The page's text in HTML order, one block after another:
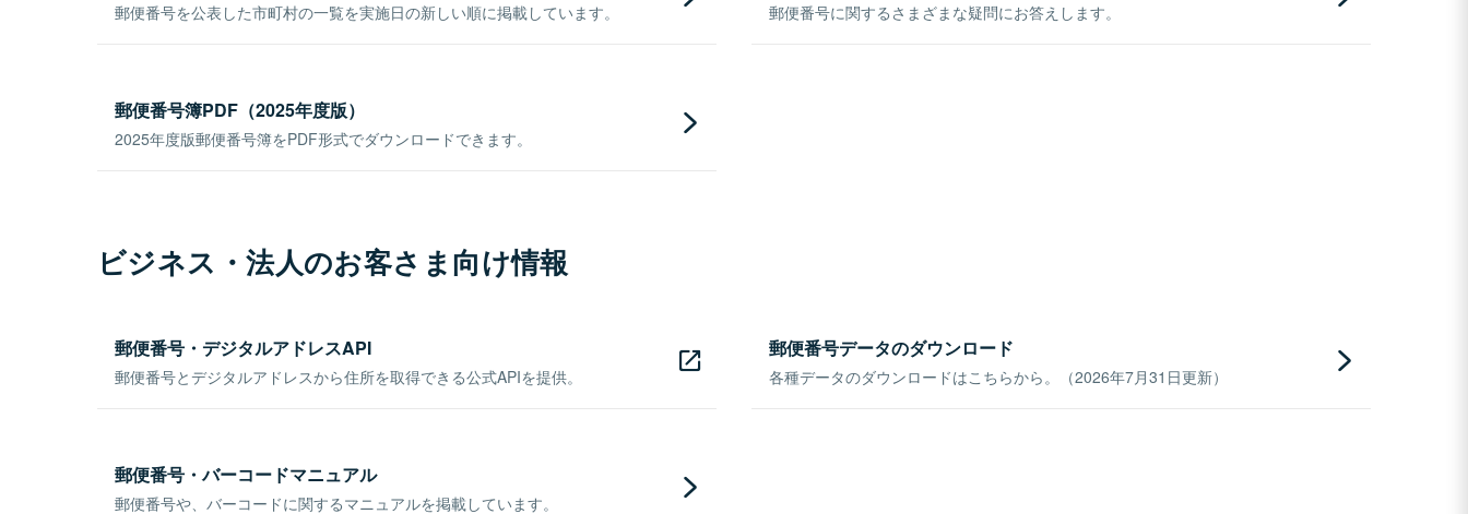
郵便番号を公表した市町村の一覧を実施日の新しい順に掲載しています。 郵便番号に関するさまざまな疑問にお答えします。
郵便番号簿PDF（2025年度版）
2025年度版郵便番号簿をPDF形式でダウンロードできます。
ビジネス・法人のお客さま向け情報
郵便番号・デジタルアドレスAPI
郵便番号とデジタルアドレスから住所を取得できる公式APIを提供。
郵便番号データのダウンロード
各種データのダウンロードはこちらから。（2026年7月31日更新）
郵便番号・バーコードマニュアル
郵便番号や、バーコードに関するマニュアルを掲載しています。